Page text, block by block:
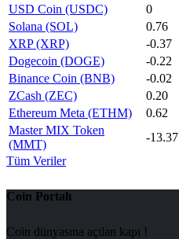
USD Coin (USDC)
0
Solana (SOL)
0.76
XRP (XRP)
-0.37
Dogecoin (DOGE)
-0.22
Binance Coin (BNB)
-0.02
ZCash (ZEC)
0.20
Ethereum Meta (ETHM)
0.62
Master MIX Token
(MMT)
-13.37
Tüm Veriler
Coin Portalı
Coin dünyasına açılan kapı !